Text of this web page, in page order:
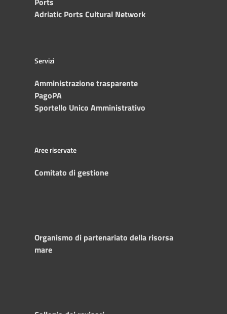
Adriatic Ports Cultural Network
Servizi
Amministrazione trasparente
PagoPA
Sportello Unico Amministrativo
Aree riservate
Comitato di gestione
Organismo di partenariato della risorsa
mare